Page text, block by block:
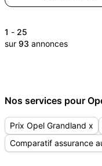
1 - 25
sur 93 annonces
Nos services pour
Prix Opel Grandland x
Comparatif assurance